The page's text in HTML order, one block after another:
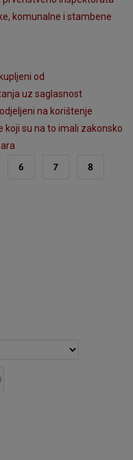
komunalne i stambene
od
uz saglasnost
na korištenje
su na to imali zakonsko
STRANA
6 STRANA
7 STRANA
8